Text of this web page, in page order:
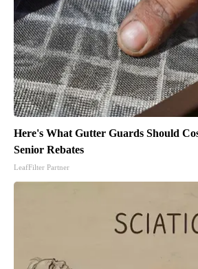
Here's What Gutter Guards Should
Senior Rebates
LeafFilter Partner